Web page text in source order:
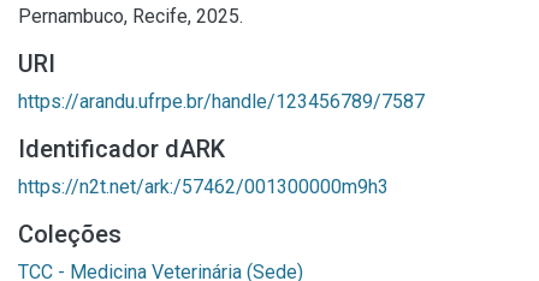
Pernambuco, Recife, 2025.
URI
https://arandu.ufrpe.br/handle/123456789/7587
Identificador dARK
https://n2t.net/ark:/57462/001300000m9h3
Coleções
TCC - Medicina Veterinária (Sede)